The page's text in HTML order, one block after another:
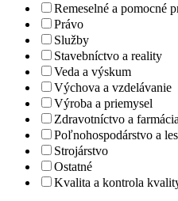
Remeselné a pomocné
Právo
Služby
Stavebníctvo a reality
Veda a výskum
Výchova a vzdelávanie
Výroba a priemysel
Zdravotníctvo a farmácia
Poľnohospodárstvo a
Strojárstvo
Ostatné
Kvalita a kontrola